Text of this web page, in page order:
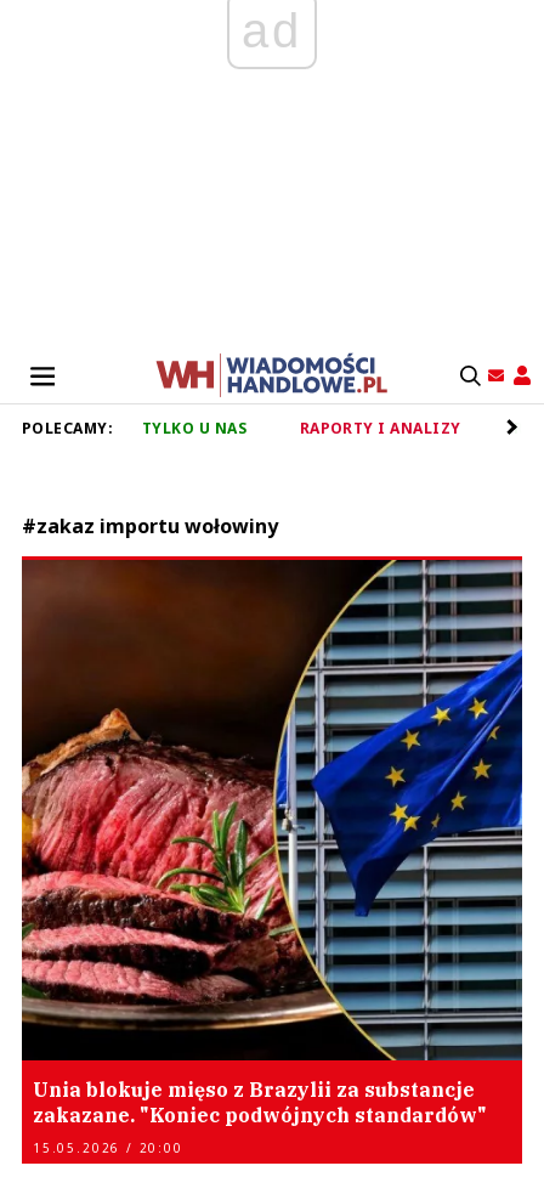
ad
POLECAMY: TYLKO U NAS RAPORTY I ANALIZY
#zakaz importu wołowiny
Unia blokuje mięso z Brazylii za substancje
zakazane. "Koniec podwójnych standardów"
15.05.2026 / 20:00